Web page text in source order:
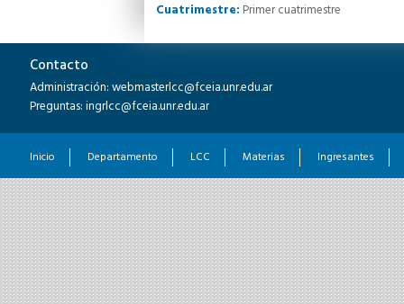
Cuatrimestre: Primer cuatrimestre
Contacto
Administración: webmasterlcc@fceia.unr.edu.ar
Preguntas: ingrlcc@fceia.unr.edu.ar
Inicio Departamento LCC Materias Ingresantes